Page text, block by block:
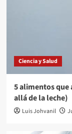
Ciencia y Salud
5 alimentos que
allá de la leche)
Luis Johvanil